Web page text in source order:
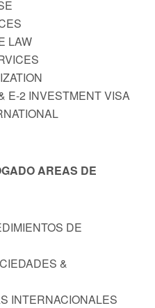
LAW
E-2 INVESTMENT VISA
AREAS DE
DE
&
INTERNACIONALES